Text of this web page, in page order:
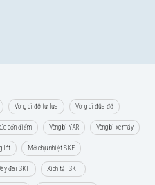
Vòng bi đỡ tự lựa Vòng bi đũa đỡ
bốn điểm Vòng bi YAR Vòng bi xe máy
lót Mỡ chịu nhiệt SKF
đai SKF Xích tải SKF